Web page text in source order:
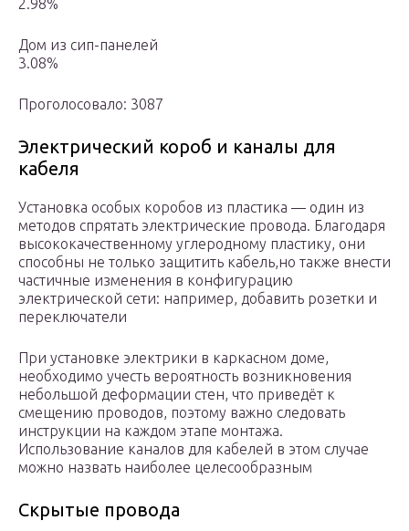
2.98%
Дом из сип-панелей
3.08%
Проголосовало: 3087
Электрический короб и каналы для
кабеля
Установка особых коробов из пластика — один из
методов спрятать электрические провода. Благодаря
высококачественному углеродному пластику, они
способны не только защитить кабель,но также внести
частичные изменения в конфигурацию
электрической сети: например, добавить розетки и
переключатели
При установке электрики в каркасном доме,
необходимо учесть вероятность возникновения
небольшой деформации стен, что приведёт к
смещению проводов, поэтому важно следовать
инструкции на каждом этапе монтажа.
Использование каналов для кабелей в этом случае
можно назвать наиболее целесообразным
Скрытые провода